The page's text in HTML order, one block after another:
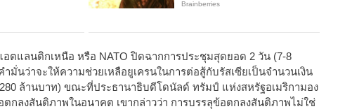
นติกเหนือ หรือ NATO ปิดฉากการประชุมสุดยอด 2 วัน (7-8
มั่นว่าจะให้ความช่วยเหลือยูเครนในการต่อสู้กับรัสเซียเป็นจำนวนเงิน
ล้านบาท) ขณะที่ประธานาธิบดีโดนัลด์ ทรัมป์ แห่งสหรัฐอเมริกามอง
ตกลงสันติภาพในอนาคต เขากล่าวว่า การบรรลุข้อตกลงสันติภาพไม่ใช่